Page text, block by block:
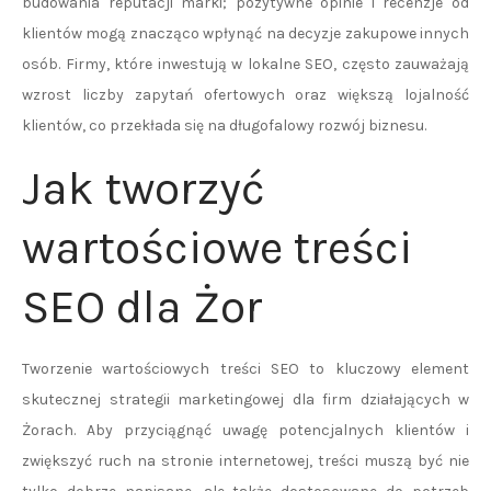
klientów mogą znacząco wpłynąć na decyzje zakupowe innych
osób. Firmy, które inwestują w lokalne SEO, często zauważają
wzrost liczby zapytań ofertowych oraz większą lojalność
klientów, co przekłada się na długofalowy rozwój biznesu.
Jak tworzyć
wartościowe treści
SEO dla Żor
Tworzenie wartościowych treści SEO to kluczowy element
skutecznej strategii marketingowej dla firm działających w
Żorach. Aby przyciągnąć uwagę potencjalnych klientów i
zwiększyć ruch na stronie internetowej, treści muszą być nie